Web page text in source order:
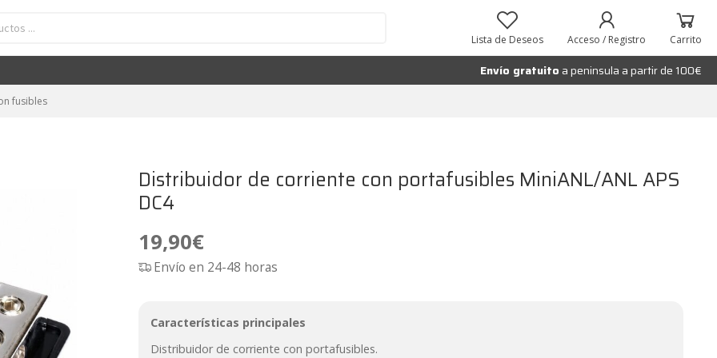
Lista de Deseos Acceso / Registro Carrito
Envío gratuito a peninsula a partir de 100€
fusibles
Distribuidor de corriente con portafusibles MiniANL/ANL APS
DC4
19,90€
Envío en 24-48 horas
Características principales
Distribuidor de corriente con portafusibles.
Añadir al carrito